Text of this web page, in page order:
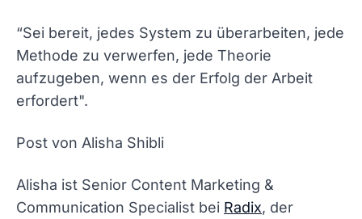
“Sei bereit, jedes System zu überarbeiten, jede
Methode zu verwerfen, jede Theorie
aufzugeben, wenn es der Erfolg der Arbeit
erfordert".
Post von Alisha Shibli
Alisha ist Senior Content Marketing &
Communication Specialist bei Radix, der